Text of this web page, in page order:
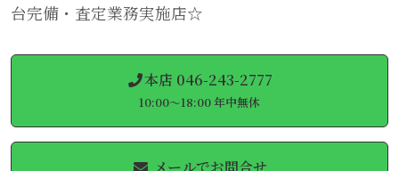
台完備・査定業務実施店☆
本店 046-243-2777
10:00～18:00 年中無休